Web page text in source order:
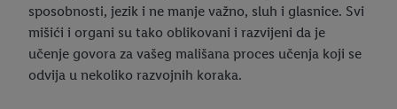
sposobnosti, jezik i ne manje važno, sluh i glasnice. Svi
mišići i organi su tako oblikovani i razvijeni da je
učenje govora za vašeg mališana proces učenja koji se
odvija u nekoliko razvojnih koraka.